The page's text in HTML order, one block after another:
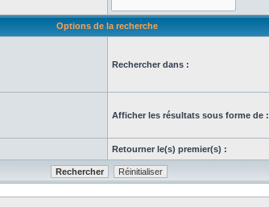
Options de la recherche
Rechercher dans :
Afficher les résultats sous forme de :
Retourner le(s) premier(s) :